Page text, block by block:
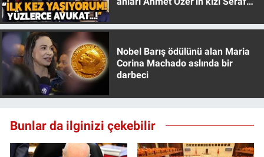
Nobel Barış ödülünü alan Maria
Corina Machado aslında bir
darbeci
Bunlar da ilginizi çekebilir
Türkiye'nin Geleceği
Türkiye'nin Gündemi
Yerel Gündem
Yerel Yaşam
Canlı Yayın